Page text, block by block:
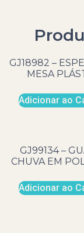
GJ18982 –
MESA
Adicionar ao
GJ99134 –
CHUVA EM
Adicionar ao